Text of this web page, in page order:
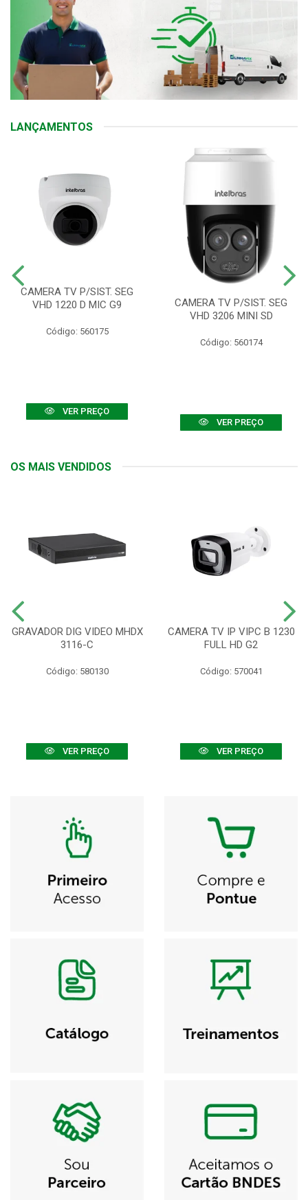
LANÇAMENTOS
CAMERA TV P/SIST. SEG
VHD 1220 D MIC G9
Código: 560175
VER PREÇO
CAMERA TV P/SIST. SEG
VHD 3206 MINI SD
Código: 560174
VER PREÇO
OS MAIS VENDIDOS
GRAVADOR DIG VIDEO MHDX
3116-C
Código: 580130
VER PREÇO
CAMERA TV IP VIPC B 1230
FULL HD G2
Código: 570041
VER PREÇO